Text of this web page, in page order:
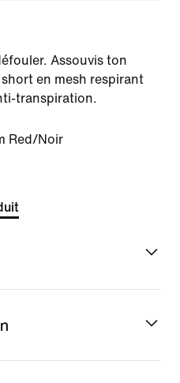
Assouvis ton
en mesh respirant
transpiration.
Red/Noir